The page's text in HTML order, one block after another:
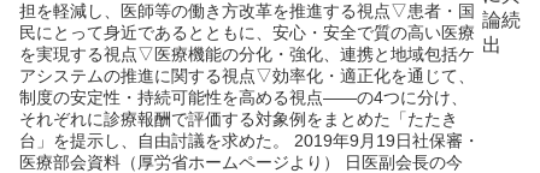
担を軽減し、医師等の働き方改革を推進する視点▽患者・国
民にとって身近であるとともに、安心・安全で質の高い医療
を実現する視点▽医療機能の分化・強化、連携と地域包括ケ
アシステムの推進に関する視点▽効率化・適正化を通じて、
制度の安定性・持続可能性を高める視点――の4つに分け、
それぞれに診療報酬で評価する対象例をまとめた「たたき
台」を提示し、自由討議を求めた。 2019年9月19日社保審・
医療部会資料（厚労省ホームページより） 日医副会長の今